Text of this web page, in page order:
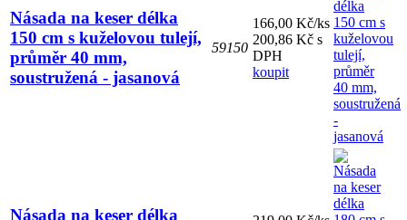
Násada na keser délka
150 cm s kuželovou tulejí,
průměr 40 mm,
soustružená - jasanová
59150
166,00 Kč/ks
200,86 Kč s
DPH
koupit
Násada na keser délka